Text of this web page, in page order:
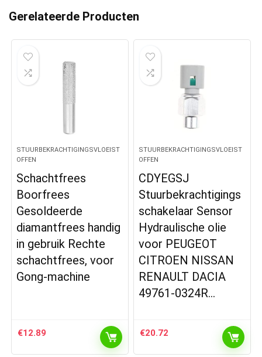
Gerelateerde Producten
STUURBEKRACHTIGINGSVLOEIST
OFFEN
Schachtfrees
Boorfrees
Gesoldeerde
diamantfrees handig
in gebruik Rechte
schachtfrees, voor
Gong-machine
€12.89
STUURBEKRACHTIGINGSVLOEIST
OFFEN
CDYEGSJ
Stuurbekrachtigings
schakelaar Sensor
Hydraulische olie
voor PEUGEOT
CITROEN NISSAN
RENAULT DACIA
49761-0324R…
€20.72